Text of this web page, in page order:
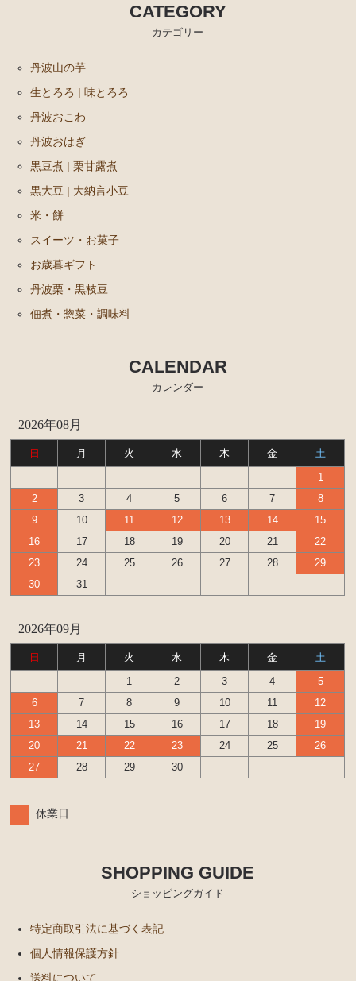
CATEGORY
カテゴリー
丹波山の芋
生とろろ | 味とろろ
丹波おこわ
丹波おはぎ
黒豆煮 | 栗甘露煮
黒大豆 | 大納言小豆
米・餅
スイーツ・お菓子
お歳暮ギフト
丹波栗・黒枝豆
佃煮・惣菜・調味料
CALENDAR
カレンダー
2026年08月
日 月 火 水 木 金
土
1
2
3 4 5 6 7
8
9
10 11 12 13 14
15
16
17 18 19 20 21
22
23
24 25 26 27 28
29
30
31
2026年09月
日 月 火 水 木 金
土
1
2 3 4
5
6
7 8 9 10 11
12
13
14 15 16 17 18
19
20
21 22 23 24 25
26
27
28 29 30
休業日
SHOPPING GUIDE
ショッピングガイド
特定商取引法に基づく表記
個人情報保護方針
送料について